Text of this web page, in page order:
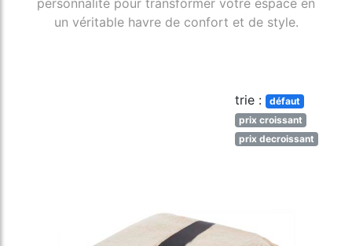
personnalité pour transformer votre espace en
un véritable havre de confort et de style.
trie : défaut
prix croissant
prix decroissant